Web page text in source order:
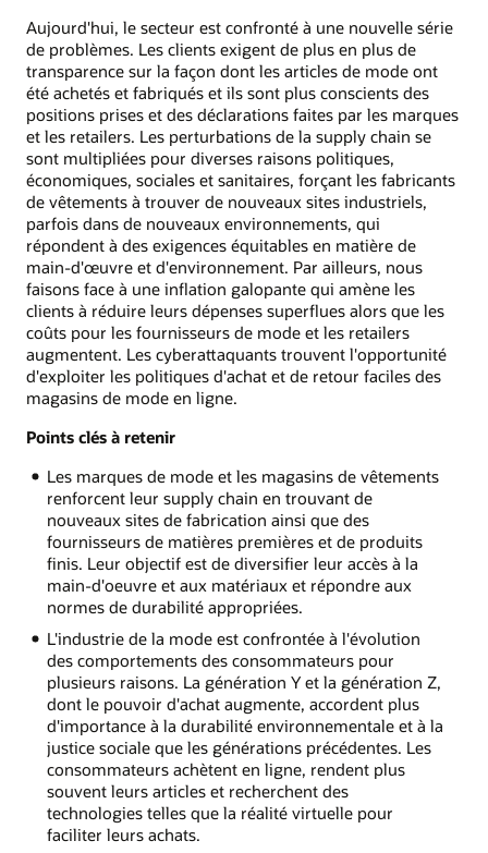
Aujourd'hui, le secteur est confronté à une nouvelle série
de problèmes. Les clients exigent de plus en plus de
transparence sur la façon dont les articles de mode ont
été achetés et fabriqués et ils sont plus conscients des
positions prises et des déclarations faites par les marques
et les retailers. Les perturbations de la supply chain se
sont multipliées pour diverses raisons politiques,
économiques, sociales et sanitaires, forçant les fabricants
de vêtements à trouver de nouveaux sites industriels,
parfois dans de nouveaux environnements, qui
répondent à des exigences équitables en matière de
main-d'œuvre et d'environnement. Par ailleurs, nous
faisons face à une inflation galopante qui amène les
clients à réduire leurs dépenses superflues alors que les
coûts pour les fournisseurs de mode et les retailers
augmentent. Les cyberattaquants trouvent l'opportunité
d'exploiter les politiques d'achat et de retour faciles des
magasins de mode en ligne.
Points clés à retenir
Les marques de mode et les magasins de vêtements
renforcent leur supply chain en trouvant de
nouveaux sites de fabrication ainsi que des
fournisseurs de matières premières et de produits
finis. Leur objectif est de diversifier leur accès à la
main-d'oeuvre et aux matériaux et répondre aux
normes de durabilité appropriées.
L'industrie de la mode est confrontée à l'évolution
des comportements des consommateurs pour
plusieurs raisons. La génération Y et la génération Z,
dont le pouvoir d'achat augmente, accordent plus
d'importance à la durabilité environnementale et à la
justice sociale que les générations précédentes. Les
consommateurs achètent en ligne, rendent plus
souvent leurs articles et recherchent des
technologies telles que la réalité virtuelle pour
faciliter leurs achats.